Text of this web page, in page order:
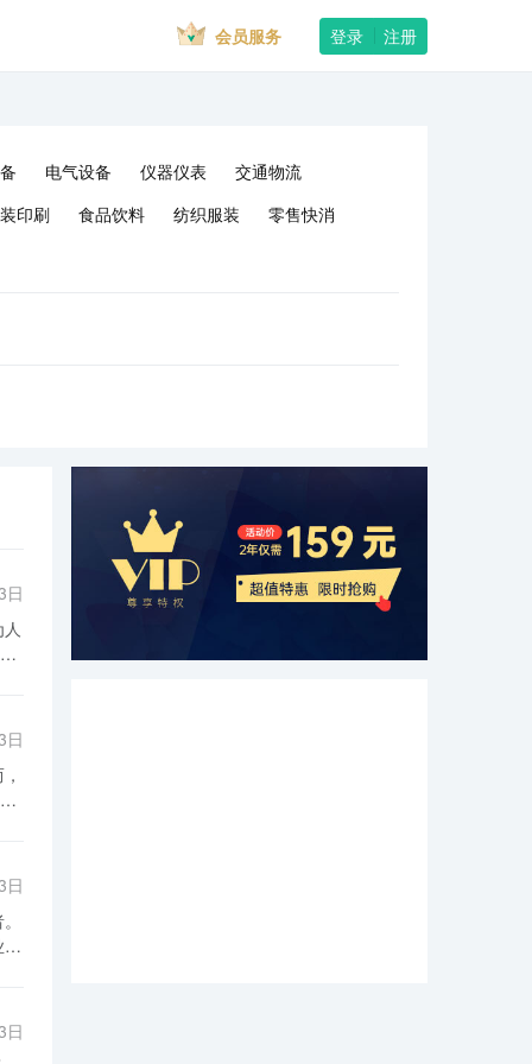
会员服务 登录 注册
电气设备 仪器仪表
交通物流
印刷 食品饮料 纺织服装
零售快消
日
日
日
日